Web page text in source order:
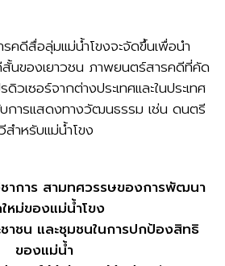
คดีสื่อลุ่มแม่น้ำโขงจะจัดขึ้นเพื่อนํา
นของเยาวชน ภาพยนตร์สารคดีที่คัด
เซอร์จากต่างประเทศและในประเทศ
ารแสดงทางวัฒนธรรม เช่น ดนตรี
าหรับแม่น้ำโขง
าการ สามทศวรรษของการพัฒนา
หม่ของแม่น้ำโขง
าชน และชุมชนในการปกป้องสิทธิ
ของแม่น้ำ